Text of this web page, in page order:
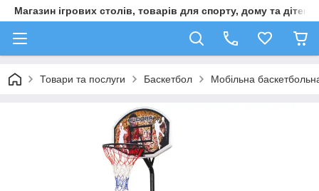
Магазин ігрових столів, товарів для спорту, дому та дітей
Товари та послуги Баскетбол Мобільна